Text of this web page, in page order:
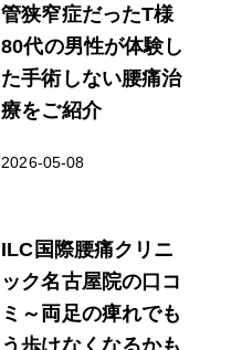
管狭窄症だったT様
80代の男性が体験し
た手術しない腰痛治
療をご紹介
2026-05-08
ILC国際腰痛クリニ
ック名古屋院の口コ
ミ～両足の痺れでも